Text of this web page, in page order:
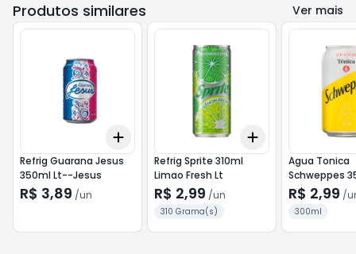
Produtos similares Ver mais
10
Add
Refrig Guarana Jesus
350ml Lt--Jesus
R$ 3,89 /un
10
Add
Refrig Sprite 310ml
Limao Fresh Lt
R$ 2,99 /un
310 Grama(s)
Agua Tonica
Schweppes
Zero--
R$ 2,99 /
300ml